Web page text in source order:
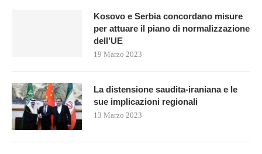
Kosovo e Serbia concordano misure
per attuare il piano di normalizzazione
dell’UE
19 Marzo 2023
La distensione saudita-iraniana e le
sue implicazioni regionali
13 Marzo 2023